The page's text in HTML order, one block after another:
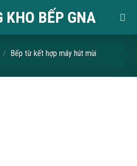
/ Bếp từ kết hợp máy hút mùi